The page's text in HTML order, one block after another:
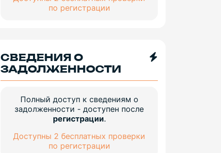
по регистрации
СВЕДЕНИЯ О
ЗАДОЛЖЕННОСТИ
Полный доступ к сведениям о
задолженности - доступен после
регистрации.
Доступны 2 бесплатных проверки
по регистрации